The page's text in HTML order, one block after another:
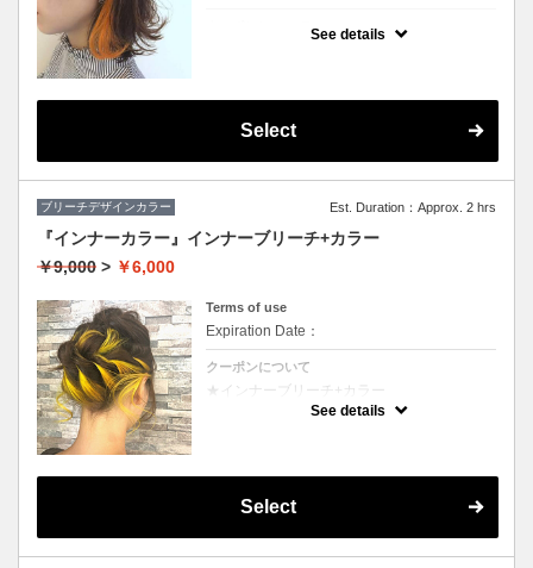
See details
Select
ブリーチデザインカラー Est. Duration：Approx. 2 hrs
『インナーカラー』インナーブリーチ+カラー
￥9,000 > ￥6,000
Terms of use
Expiration Date：
クーポンについて
★インナーブリーチ+カラー
★カット追加（+2500円）
★耳後ろのインナーのカラーのみです。表面
See details
Select